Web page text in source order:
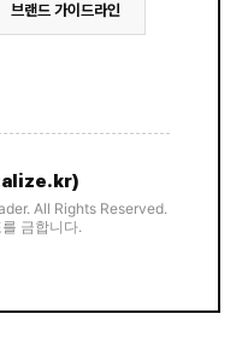
브랜드 가이드라인
All Rights Reserved.
금합니다.